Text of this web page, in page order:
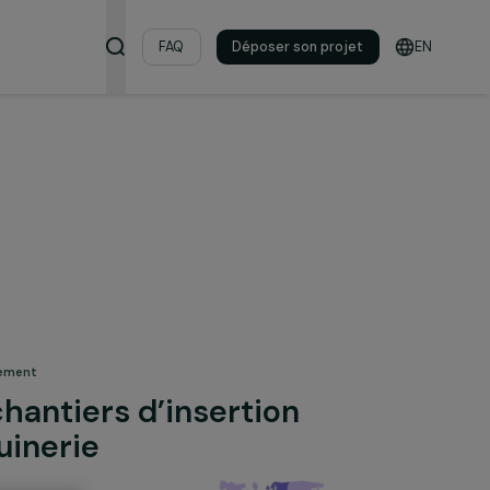
& ressources FAQ Déposer son
l’environnement
de chantiers d’insertion